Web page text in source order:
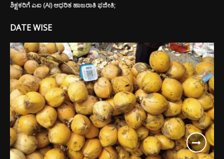
ಶಿಕ್ಷಕರಿಗೆ ಎಐ (AI) ಆಧರಿತ ಹಾಜರಾತಿ ಫಜೀತಿ;
DATE WISE